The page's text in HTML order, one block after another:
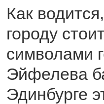
Как
городу
символами
Эйфелева
Эдинбурге